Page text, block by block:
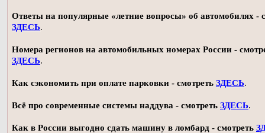
Ответы на популярные «летние вопросы» об автомобилях -
ЗДЕСЬ.
Номера регионов на автомобильных номерах России -
ЗДЕСЬ.
Как сэкономить при оплате парковки - смотреть ЗДЕСЬ.
Всё про современные системы наддува - смотреть ЗДЕСЬ.
Как в России выгодно сдать машину в ломбард - смотреть